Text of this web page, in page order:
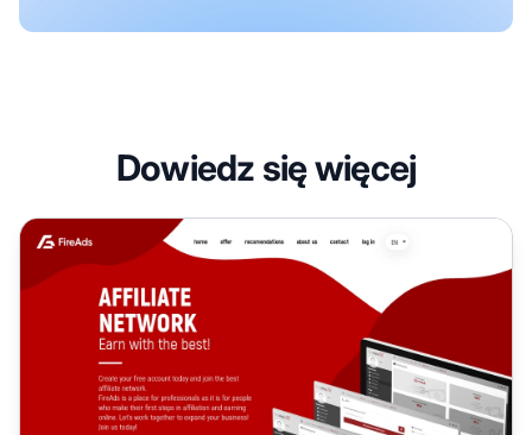
Dowiedz się więcej
Program partnerski FireAds